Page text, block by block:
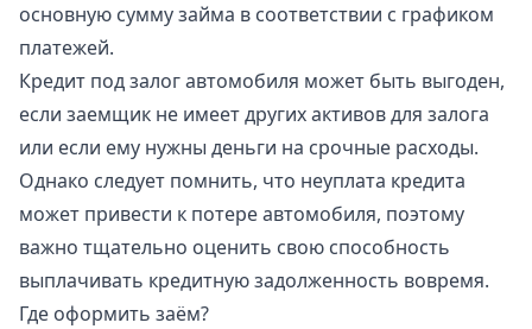
основную сумму займа в соответствии с графиком
платежей.
Кредит под залог автомобиля может быть выгоден,
если заемщик не имеет других активов для залога
или если ему нужны деньги на срочные расходы.
Однако следует помнить, что неуплата кредита
может привести к потере автомобиля, поэтому
важно тщательно оценить свою способность
выплачивать кредитную задолженность вовремя.
Где оформить заём?